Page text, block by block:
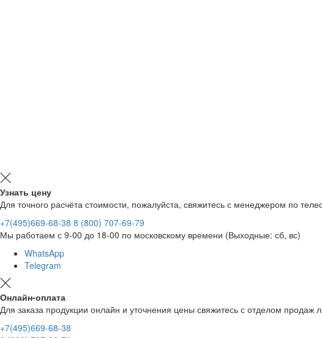
Узнать цену
Для точного расчёта стоимости, пожалуйста, свяжитесь с менеджером по
+7(495)669-68-38 8 (800) 707-69-79
Мы работаем с 9-00 до 18-00 по московскому времени (Выходные: сб, вс)
WhatsApp
Telegram
Онлайн-оплата
Для заказа продукции онлайн и уточнения цены свяжитесь с отделом
+7(495)669-68-38